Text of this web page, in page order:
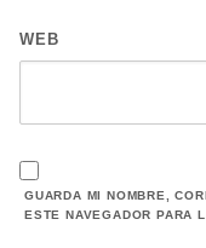
WEB
GUARDA MI NOMBRE,
ESTE NAVEGADOR PARA